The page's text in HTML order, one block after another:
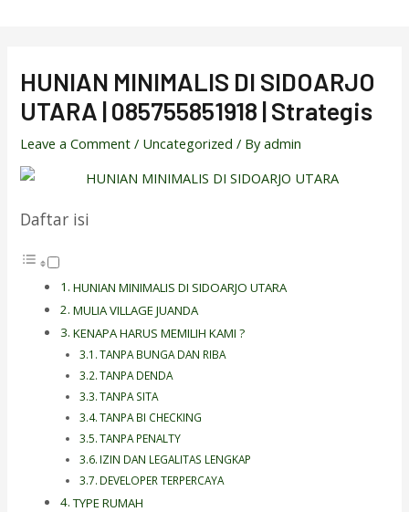
HUNIAN MINIMALIS DI SIDOARJO
UTARA | 085755851918 | Strategis
Leave a Comment / Uncategorized / Byadmin
Daftar isi
HUNIAN MINIMALIS DI SIDOARJO UTARA
MULIA VILLAGE JUANDA
KENAPA HARUS MEMILIH KAMI ?
TANPA BUNGA DAN RIBA
TANPA DENDA
TANPA SITA
TANPA BI CHECKING
TANPA PENALTY
IZIN DAN LEGALITAS LENGKAP
DEVELOPER TERPERCAYA
TYPE RUMAH